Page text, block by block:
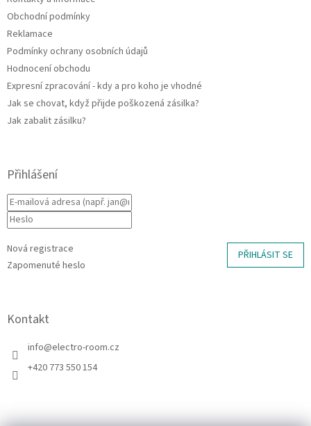
Obchodní podmínky
Reklamace
Podmínky ochrany osobních údajů
Hodnocení obchodu
Expresní zpracování - kdy a pro koho je vhodné
Jak se chovat, když přijde poškozená zásilka?
Jak zabalit zásilku?
Přihlášení
PŘIHLÁSIT SE
Nová registrace
Zapomenuté heslo
Kontakt
info@electro-room.cz
+420 773 550 154